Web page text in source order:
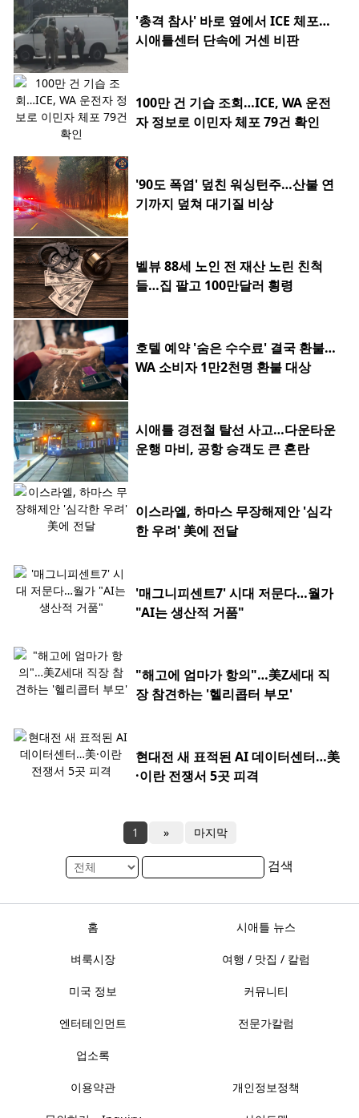
'총격 참사' 바로 옆에서 ICE 체포…
시애틀센터 단속에 거센 비판
100만 건 기습 조회…ICE, WA 운전
자 정보로 이민자 체포 79건 확인
'90도 폭염' 덮친 워싱턴주…산불 연
기까지 덮쳐 대기질 비상
벨뷰 88세 노인 전 재산 노린 친척
들…집 팔고 100만달러 횡령
호텔 예약 '숨은 수수료' 결국 환불…
WA 소비자 1만2천명 환불 대상
시애틀 경전철 탈선 사고…다운타운
운행 마비, 공항 승객도 큰 혼란
이스라엘, 하마스 무장해제안 '심각
한 우려' 美에 전달
'매그니피센트7' 시대 저문다…월가
"AI는 생산적 거품"
"해고에 엄마가 항의"…美Z세대 직
장 참견하는 '헬리콥터 부모'
현대전 새 표적된 AI 데이터센터…美
·이란 전쟁서 5곳 피격
1 » 마지막
검색
홈 시애틀 뉴스
벼룩시장 여행 / 맛집 / 칼럼
미국 정보 커뮤니티
엔터테인먼트 전문가칼럼
업소록
이용약관 개인정보정책